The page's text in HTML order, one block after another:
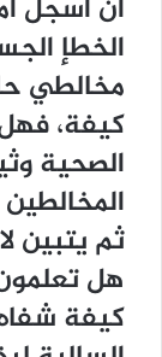
أن أسجل
الخطإ
مخالطي
كيفة،
الصحية
ثم يتبين
هل
كيفة شفاه